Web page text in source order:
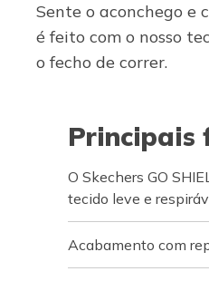
Sente o aconchego e
é feito com o nosso
o fecho de correr.
Principais
O Skechers GO
tecido leve e
Acabamento com